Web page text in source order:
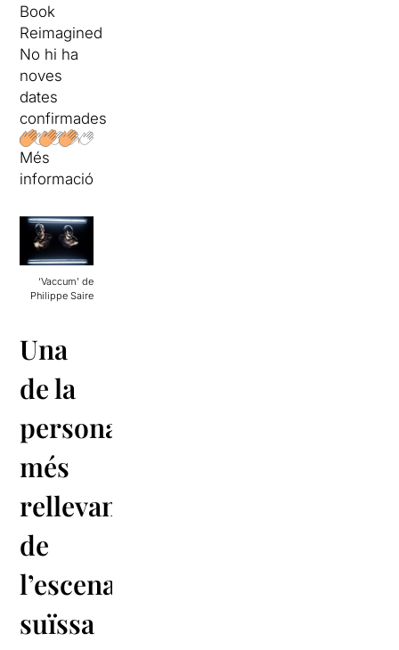
Book
Reimagined
No hi ha
noves
dates
confirmades
Més
informació
‘Vaccum’ de
Philippe Saire
Una
de la
personalitats
més
rellevants
de
l’escena
suïssa